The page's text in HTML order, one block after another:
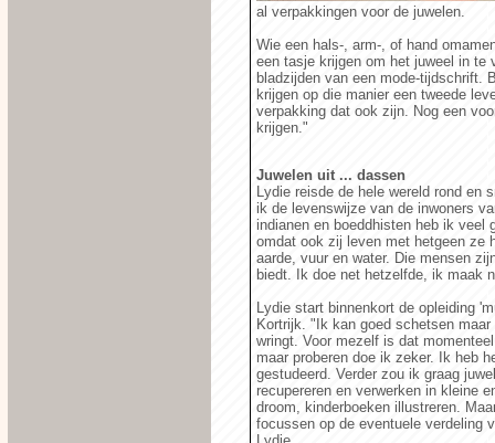
al verpakkingen voor de juwelen.
Wie een hals-, arm-, of hand
een tasje krijgen om het juweel in
bladzijden van een mode-tijdschrift.
krijgen op die manier een tweede
verpakking dat ook zijn. Nog een
krijgen."
Juwelen uit ... dassen
Lydie reisde de hele wereld rond en
ik de levenswijze van de inwoners
indianen en boeddhisten heb ik veel
omdat ook zij leven met hetgeen ze
aarde, vuur en water. Die mensen
biedt. Ik doe net hetzelfde, ik maak
Lydie start binnenkort de opleiding
Kortrijk. "Ik kan goed schetsen
wringt. Voor mezelf is dat
maar proberen doe ik zeker. Ik heb
gestudeerd. Verder zou ik graag
recupereren en verwerken in kleine
droom, kinderboeken illustreren.
focussen op de eventuele verdeling